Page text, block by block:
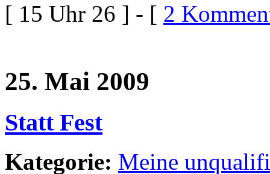
[ 15 Uhr 26 ] - [ 2
25. Mai 2009
Statt Fest
Kategorie: Meine